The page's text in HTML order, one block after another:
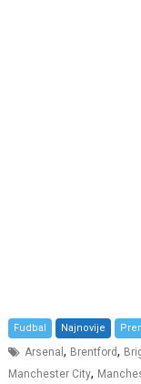
Fudbal Najnovije
Arsenal, Brentford,
Manchester City,